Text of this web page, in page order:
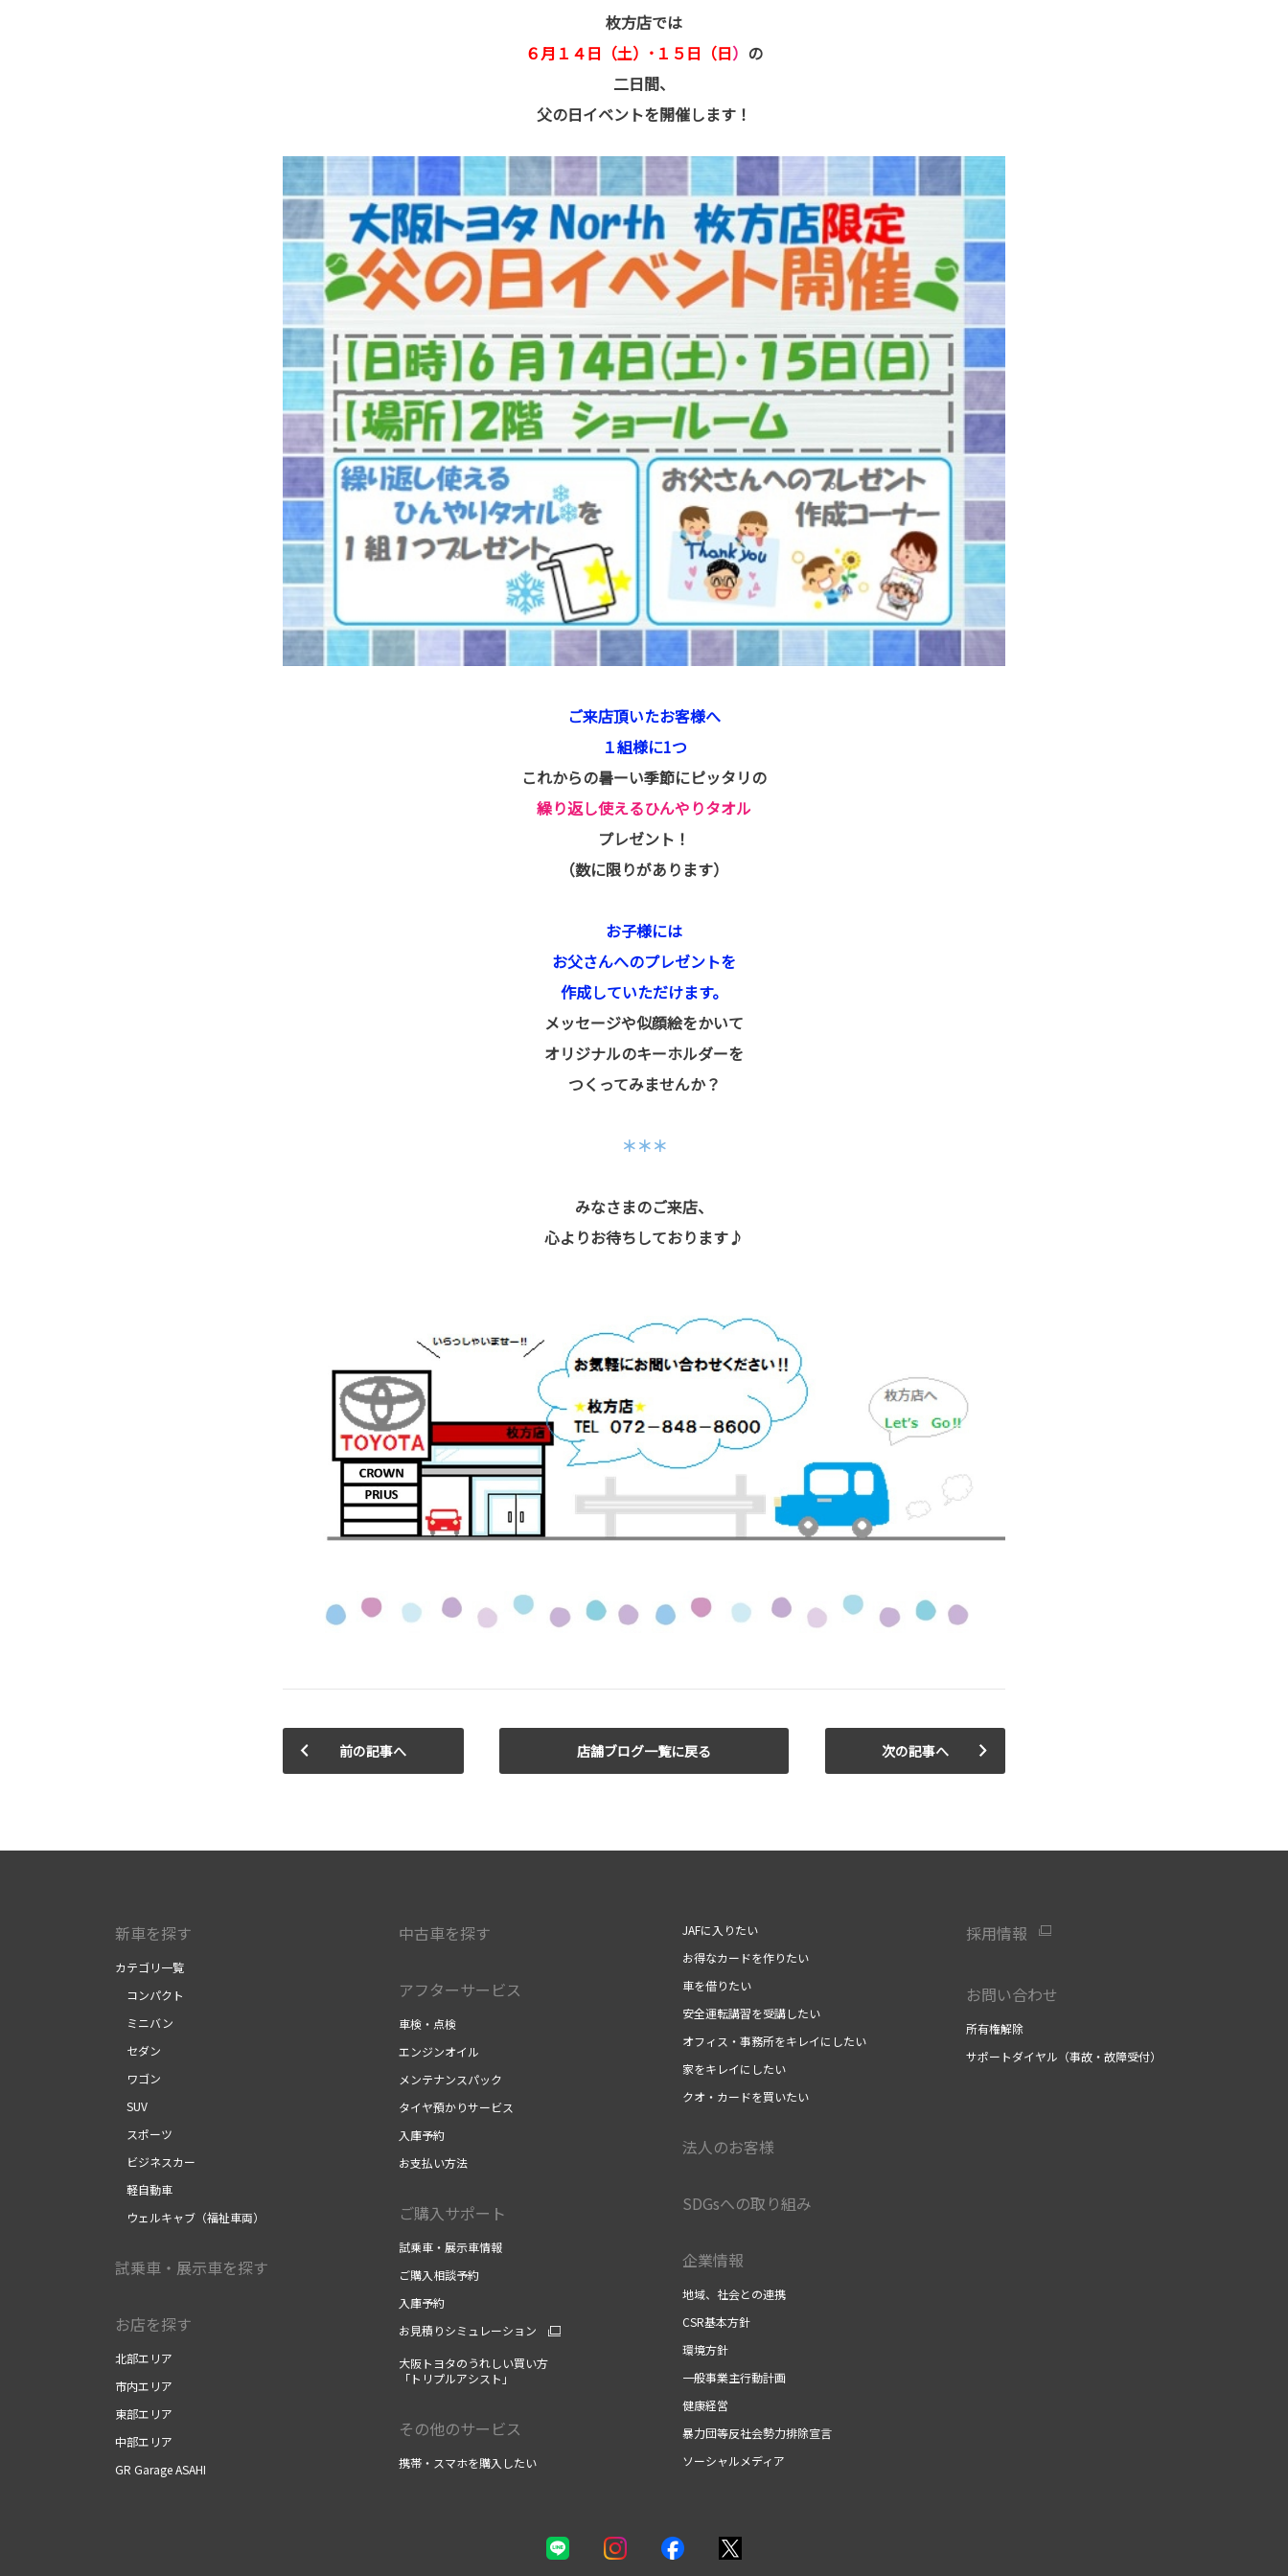
枚方店では
６月１４日（土）･１５日（日） の
二日間、
父の日イベントを開催します！
ご来店頂いたお客様へ
１組様に1つ
これからの暑ーい季節にピッタリの
繰り返し使えるひんやりタオル
プレゼント！
（数に限りがあります）
お子様には
お父さんへのプレゼントを
作成していただけます。
メッセージや似顔絵をかいて
オリジナルのキーホルダーを
つくってみませんか？
＊＊＊
みなさまのご来店、
心よりお待ちしております♪
前の記事へ 店舗ブログ一覧に戻る 次の記事へ
新車を探す
カテゴリ一覧
コンパクト
ミニバン
セダン
ワゴン
SUV
スポーツ
ビジネスカー
軽自動車
ウェルキャブ（福祉車両）
試乗車・展示車を探す
お店を探す
北部エリア
市内エリア
東部エリア
中部エリア
GR Garage ASAHI
中古車を探す
アフターサービス
車検・点検
エンジンオイル
メンテナンスパック
タイヤ預かりサービス
入庫予約
お支払い方法
ご購入サポート
試乗車・展示車情報
ご購入相談予約
入庫予約
お見積りシミュレーション
大阪トヨタのうれしい買い方
「トリプルアシスト」
その他のサービス
携帯・スマホを購入したい
JAFに入りたい
お得なカードを作りたい
車を借りたい
安全運転講習を受講したい
オフィス・事務所をキレイにしたい
家をキレイにしたい
クオ・カードを買いたい
法人のお客様
SDGsへの取り組み
企業情報
地域、社会との連携
CSR基本方針
環境方針
一般事業主行動計画
健康経営
暴力団等反社会勢力排除宣言
ソーシャルメディア
採用情報
お問い合わせ
所有権解除
サポートダイヤル（事故・故障受付）